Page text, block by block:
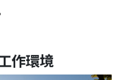
作環境